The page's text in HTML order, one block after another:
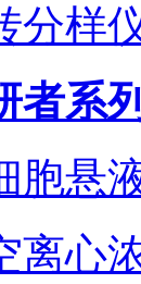
分样
者系
胞悬
离心